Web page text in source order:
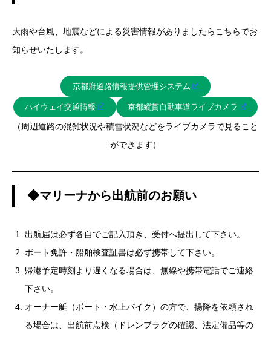
大雨や台風、地震などによる災害情報がありましたらこちらでお
知らせいたします。
京都府道路情報提供管理システム
ハイウェイ交通情報 京都縦貫自動車道ライブカメラ
（周辺道路の混雑状況や積雪状況などをライブカメラで見ること
ができます）
◆マリーナから出航前のお願い
出航届は必ず各自でご記入頂き、受付へ提出して下さい。
ボート免許・船舶検査証書は必ず携帯して下さい。
帰港予定時刻より遅くなる場合は、無線や携帯電話でご連絡
下さい。
オーナー艇（ボート・水上バイク）の方で、揚降を依頼され
る場合は、出航前点検（ドレンプラグの確認、法定備品等の